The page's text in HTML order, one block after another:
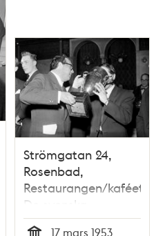
Strömgatan 24,
Rosenbad,
Restaurangen/kaféet.
De svenska
världsmästarna i
17 mars 1953